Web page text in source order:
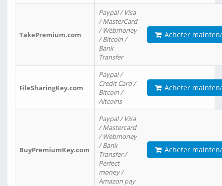
TakePremium.com
Paypal / Visa
/ MasterCard
/ Webmoney
/ Bitcoin /
Bank
Transfer
Acheter
FileSharingKey.com
Paypal /
Credit Card /
Bitcoin /
Altcoins
Acheter
BuyPremiumKey.com
Paypal / Visa
/ Mastercard
/ Webmoney
/ Bank
Transfer /
Perfect
money /
Amazon pay
Acheter